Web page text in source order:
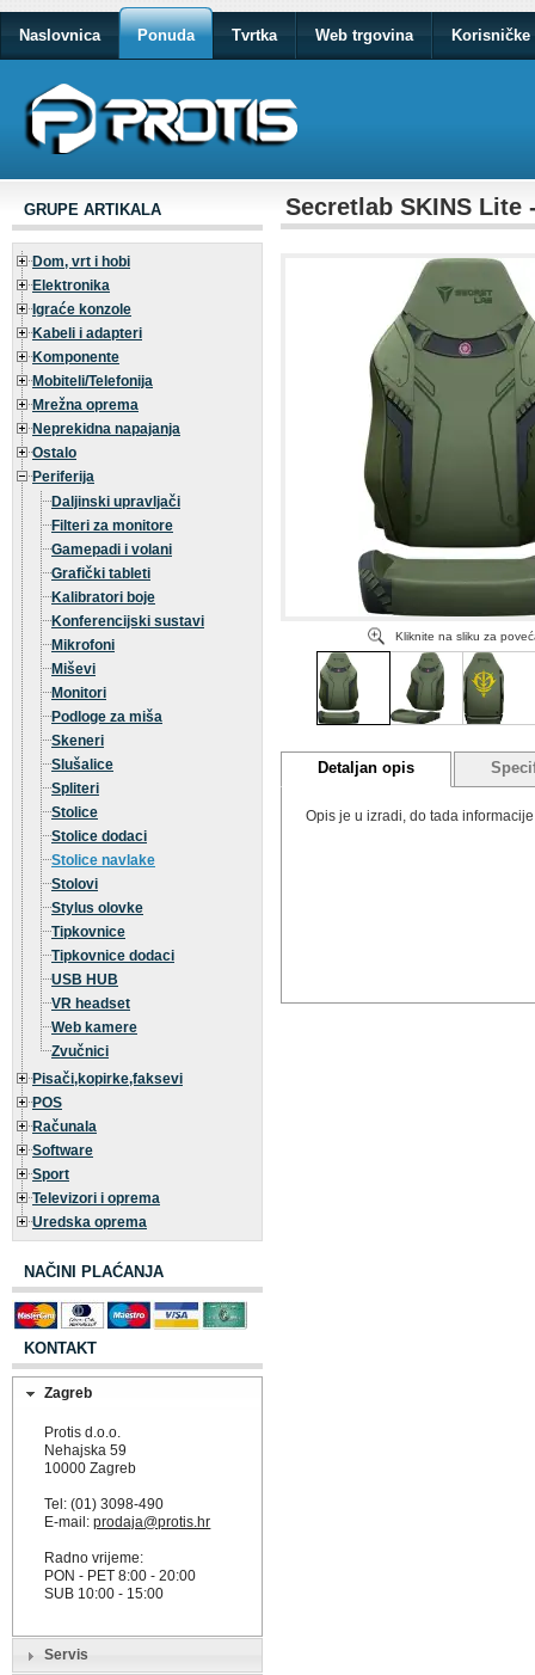
Naslovnica Ponuda Tvrtka Web trgovina Korisničke
GRUPE ARTIKALA
Dom, vrt i hobi
Elektronika
Igraće konzole
Kabeli i adapteri
Komponente
Mobiteli/Telefonija
Mrežna oprema
Neprekidna napajanja
Ostalo
Periferija
Daljinski upravljači
Filteri za monitore
Gamepadi i volani
Grafički tableti
Kalibratori boje
Konferencijski sustavi
Mikrofoni
Miševi
Monitori
Podloge za miša
Skeneri
Slušalice
Spliteri
Stolice
Stolice dodaci
Stolice navlake
Stolovi
Stylus olovke
Tipkovnice
Tipkovnice dodaci
USB HUB
VR headset
Web kamere
Zvučnici
Pisači,kopirke,faksevi
POS
Računala
Software
Sport
Televizori i oprema
Uredska oprema
NAČINI PLAĆANJA
KONTAKT
Zagreb
Protis d.o.o.
Nehajska 59
10000 Zagreb
Tel: (01) 3098-490
E-mail:prodaja@protis.hr
Radno vrijeme:
PON - PET 8:00 - 20:00
SUB 10:00 - 15:00
Servis
Secretlab SKINS Lite
Kliknite na sliku za
Detaljan opis
Opis je u izradi, do tada